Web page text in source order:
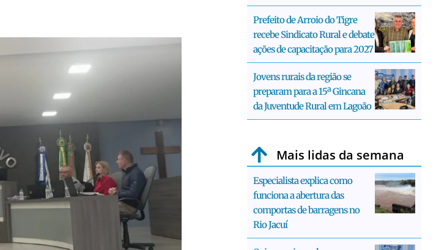
Prefeito de Arroio do Tigre
recebe Sindicato Rural e debate
ações de capacitação para 2027
Jovens rurais da região se
preparam para a 15ª Gincana
da Juventude Rural em Lagoão
Mais lidas da semana
Especialista explica como
funciona a abertura das
comportas de barragens no
Rio Jacuí